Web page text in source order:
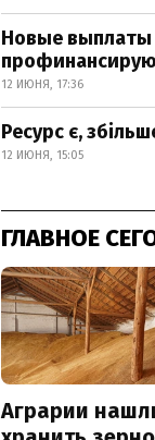
Новые выплаты
12 ИЮНЯ, 17:36
Ресурс є,
12 ИЮНЯ, 15:05
ГЛАВНОЕ
Аграрии